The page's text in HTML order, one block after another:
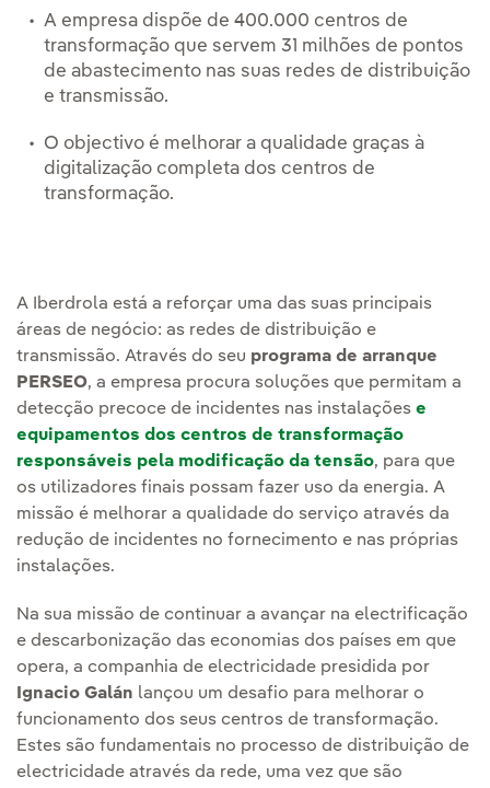
A empresa dispõe de 400.000 centros de
transformação que servem 31 milhões de pontos
de abastecimento nas suas redes de distribuição
e transmissão.
O objectivo é melhorar a qualidade graças à
digitalização completa dos centros de
transformação.
A Iberdrola está a reforçar uma das suas principais
áreas de negócio: as redes de distribuição e
transmissão. Através do seu programa de arranque
PERSEO, a empresa procura soluções que permitam a
detecção precoce de incidentes nas instalações e
equipamentos dos centros de transformação
responsáveis pela modificação da tensão, para que
os utilizadores finais possam fazer uso da energia. A
missão é melhorar a qualidade do serviço através da
redução de incidentes no fornecimento e nas próprias
instalações.
Na sua missão de continuar a avançar na electrificação
e descarbonização das economias dos países em que
opera, a companhia de electricidade presidida por
Ignacio Galán lançou um desafio para melhorar o
funcionamento dos seus centros de transformação.
Estes são fundamentais no processo de distribuição de
electricidade através da rede, uma vez que são